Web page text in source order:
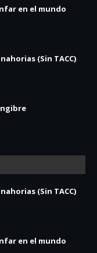
en el mundo
(Sin TACC)
(Sin TACC)
en el mundo